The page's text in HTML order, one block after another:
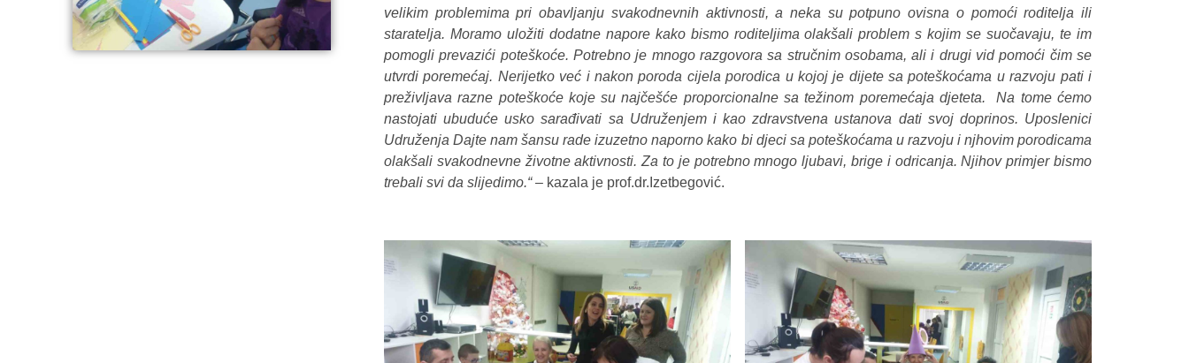
velikim problemima pri obavljanju svakodnevnih aktivnosti, a neka su potpuno ovisna o pomoći roditelja ili
staratelja. Moramo uložiti dodatne napore kako bismo roditeljima olakšali problem s kojim se suočavaju, te im
pomogli prevazići poteškoće. Potrebno je mnogo razgovora sa stručnim osobama, ali i drugi vid pomoći čim se
utvrdi poremećaj. Nerijetko već i nakon poroda cijela porodica u kojoj je dijete sa poteškoćama u razvoju pati i
preživljava razne poteškoće koje su najčešće proporcionalne sa težinom poremećaja djeteta. Na tome ćemo
nastojati ubuduće usko sarađivati sa Udruženjem i kao zdravstvena ustanova dati svoj doprinos. Uposlenici
Udruženja Dajte nam šansu rade izuzetno naporno kako bi djeci sa poteškoćama u razvoju i njhovim porodicama
olakšali svakodnevne životne aktivnosti. Za to je potrebno mnogo ljubavi, brige i odricanja. Njihov primjer bismo
trebali svi da slijedimo.“– kazala je prof.dr.Izetbegović.